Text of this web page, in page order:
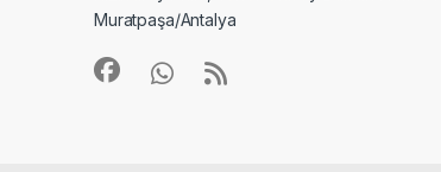
Muratpaşa/Antalya